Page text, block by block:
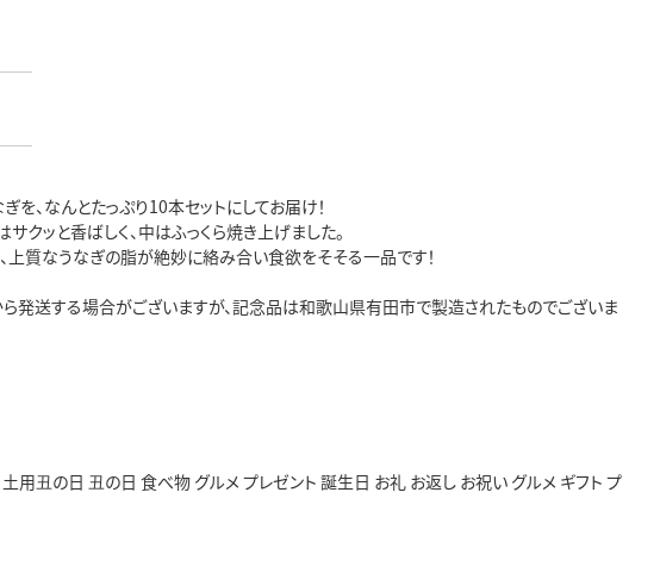
、なんとたっぷり10本セットにしてお届け！
ッと香ばしく、中はふっくら焼き上げました。
上質なうなぎの脂が絶妙に絡み合い食欲をそそる一品です！
発送する場合がございますが、記念品は和歌山県有田市で製造されたものでございま
丑の日 丑の日 食べ物 グルメ プレゼント 誕生日 お礼 お返し お祝い グルメ ギフト プ